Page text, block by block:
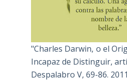
"Charles Darwin, o el
Incapaz de Distinguir,
Despalabro V, 69-86.